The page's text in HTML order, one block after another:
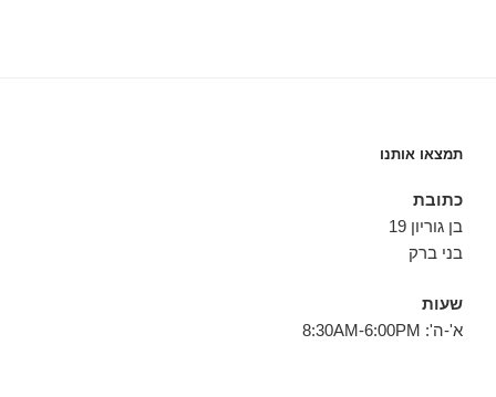
תמצאו אותנו
כתובת
בן גוריון 19
בני ברק
שעות
א'-ה': 8:30AM-6:00PM